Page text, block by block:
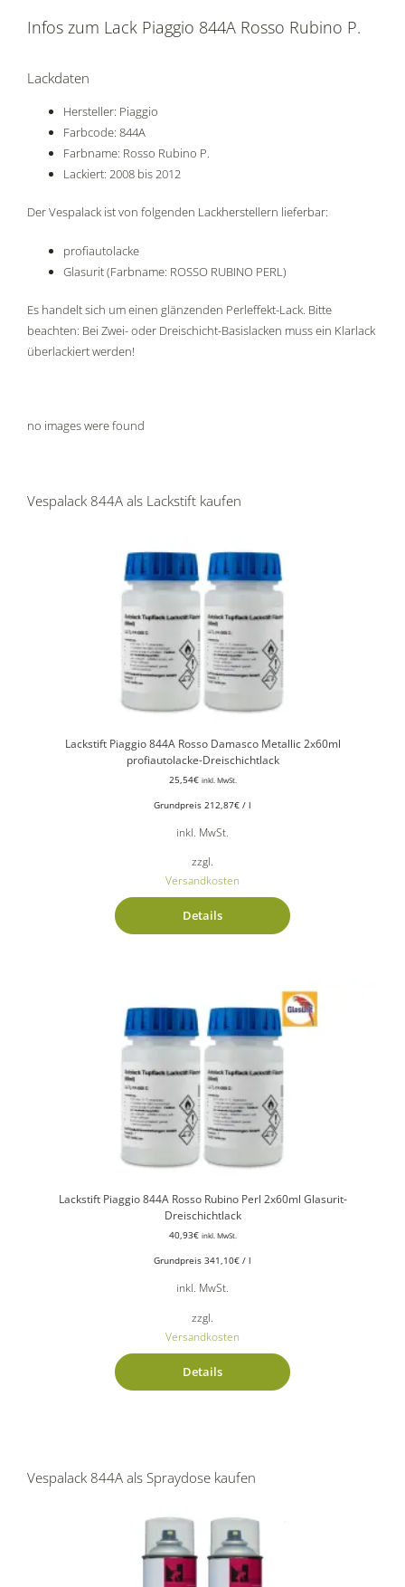
Infos zum Lack Piaggio 844A Rosso Rubino P.
Lackdaten
Hersteller: Piaggio
Farbcode: 844A
Farbname: Rosso Rubino P.
Lackiert: 2008 bis 2012
Der Vespalack ist von folgenden Lackherstellern lieferbar:
profiautolacke
Glasurit (Farbname: ROSSO RUBINO PERL)
Es handelt sich um einen glänzenden Perleffekt-Lack. Bitte
beachten: Bei Zwei- oder Dreischicht-Basislacken muss ein Klarlack
überlackiert werden!
no images were found
Vespalack 844A als Lackstift kaufen
Lackstift Piaggio 844A Rosso Damasco Metallic 2x60ml
profiautolacke-Dreischichtlack
25,54€ inkl. MwSt.
Grundpreis 212,87€ / l
inkl. MwSt.
zzgl.
Versandkosten
Details
Lackstift Piaggio 844A Rosso Rubino Perl 2x60ml Glasurit-
Dreischichtlack
40,93€ inkl. MwSt.
Grundpreis 341,10€ / l
inkl. MwSt.
zzgl.
Versandkosten
Details
Vespalack 844A als Spraydose kaufen